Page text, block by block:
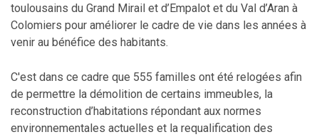
toulousains du Grand Mirail et d’Empalot et du Val d’Aran à
Colomiers pour améliorer le cadre de vie dans les années à
venir au bénéfice des habitants.
C'est dans ce cadre que 555 familles ont été relogées afin
de permettre la démolition de certains immeubles, la
reconstruction d’habitations répondant aux normes
environnementales actuelles et la requalification des